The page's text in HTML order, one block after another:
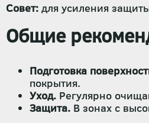
Совет: для усиления
Общие
Подготовка
покрытия.
Уход. Регулярно
Защита. В зонах с